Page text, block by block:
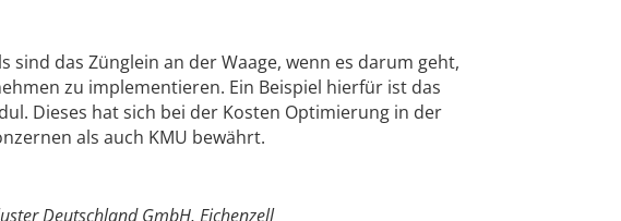
das Zünglein an der Waage, wenn es darum geht,
zu implementieren. Ein Beispiel hierfür ist das
Dieses hat sich bei der Kosten Optimierung in der
als auch KMU bewährt.
Deutschland GmbH, Eichenzell